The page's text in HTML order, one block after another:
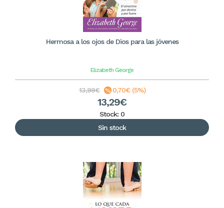
Hermosa a los ojos de Dios para las jóvenes
Elizabeth George
13,99€ 0,70€ (5%)
13,29€
Stock: 0
Sin stock